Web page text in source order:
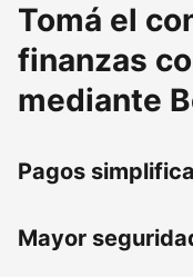
Tomá el
finanzas
mediante
Pagos
Mayor